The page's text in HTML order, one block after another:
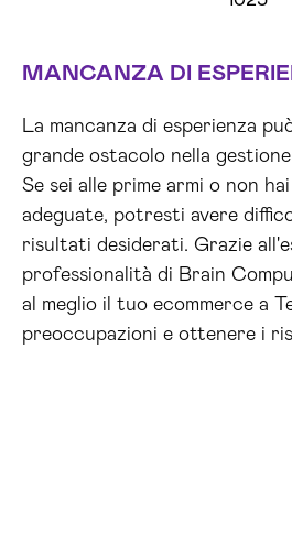
MANCANZA DI
La mancanza di esperienza
grande ostacolo nella
Se sei alle prime armi o non
adeguate, potresti avere
risultati desiderati. Grazie
professionalità di Brain
al meglio il tuo ecommerce a
preoccupazioni e ottenere i